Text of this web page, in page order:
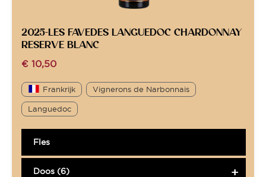
2025-LES FAVEDES LANGUEDOC CHARDONNAY
RESERVE BLANC
€ 10,50
Frankrijk Vignerons de Narbonnais
Languedoc
Fles
Doos (6)